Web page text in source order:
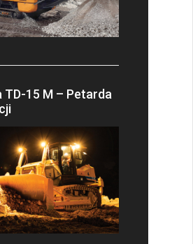
TD-15 M – Petarda